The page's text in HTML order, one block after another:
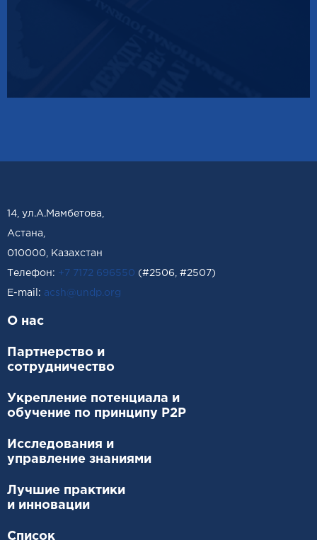
14, ул.А.Мамбетова,
Астана,
010000, Казахстан
Телефон: +7 7172 696550 (#2506, #2507)
Е-mail: acsh@undp.org
О нас
Партнерство и
сотрудничество
Укрепление потенциала и
обучение по принципу P2P
Исследования и
управление знаниями
Лучшие практики
и инновации
Список